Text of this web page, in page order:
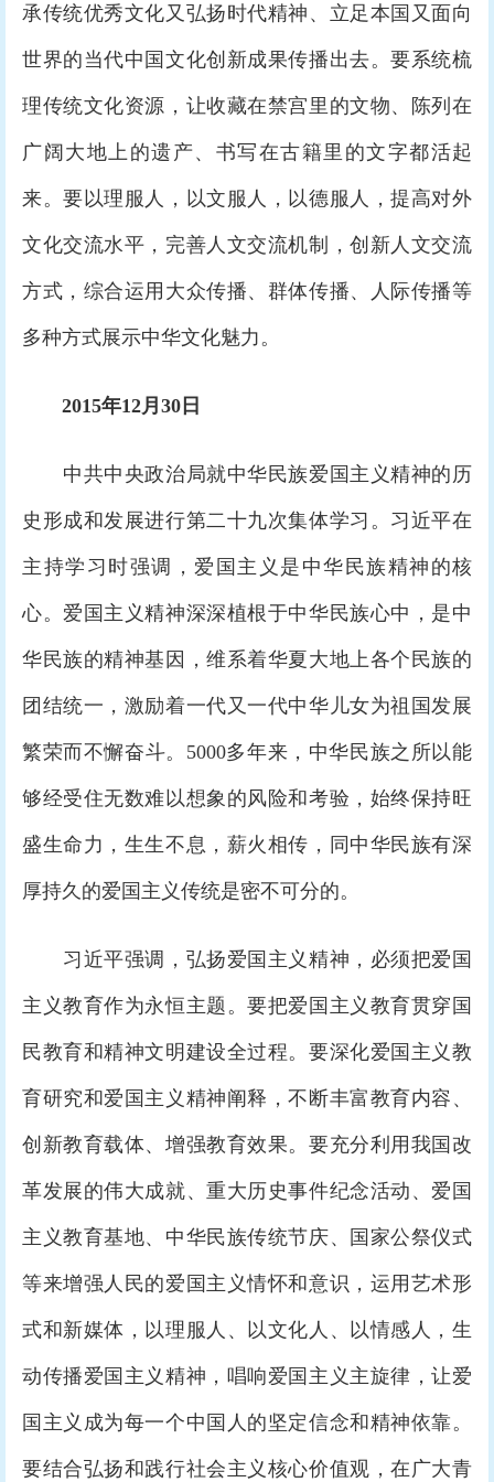
承传统优秀文化又弘扬时代精神、立足本国又面向
世界的当代中国文化创新成果传播出去。要系统梳
理传统文化资源，让收藏在禁宫里的文物、陈列在
广阔大地上的遗产、书写在古籍里的文字都活起
来。要以理服人，以文服人，以德服人，提高对外
文化交流水平，完善人文交流机制，创新人文交流
方式，综合运用大众传播、群体传播、人际传播等
多种方式展示中华文化魅力。
2015年12月30日
中共中央政治局就中华民族爱国主义精神的历
史形成和发展进行第二十九次集体学习。习近平在
主持学习时强调，爱国主义是中华民族精神的核
心。爱国主义精神深深植根于中华民族心中，是中
华民族的精神基因，维系着华夏大地上各个民族的
团结统一，激励着一代又一代中华儿女为祖国发展
繁荣而不懈奋斗。5000多年来，中华民族之所以能
够经受住无数难以想象的风险和考验，始终保持旺
盛生命力，生生不息，薪火相传，同中华民族有深
厚持久的爱国主义传统是密不可分的。
习近平强调，弘扬爱国主义精神，必须把爱国
主义教育作为永恒主题。要把爱国主义教育贯穿国
民教育和精神文明建设全过程。要深化爱国主义教
育研究和爱国主义精神阐释，不断丰富教育内容、
创新教育载体、增强教育效果。要充分利用我国改
革发展的伟大成就、重大历史事件纪念活动、爱国
主义教育基地、中华民族传统节庆、国家公祭仪式
等来增强人民的爱国主义情怀和意识，运用艺术形
式和新媒体，以理服人、以文化人、以情感人，生
动传播爱国主义精神，唱响爱国主义主旋律，让爱
国主义成为每一个中国人的坚定信念和精神依靠。
要结合弘扬和践行社会主义核心价值观，在广大青